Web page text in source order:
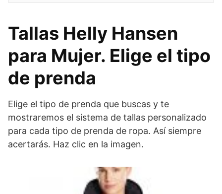
Tallas Helly Hansen
para Mujer. Elige el tipo
de prenda
Elige el tipo de prenda que buscas y te
mostraremos el sistema de tallas personalizado
para cada tipo de prenda de ropa. Así siempre
acertarás. Haz clic en la imagen.